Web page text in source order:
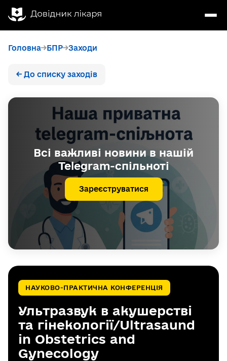
Головна БПР Заходи
← До списку заходів
Всі важливі новини в нашій
Telegram-спільноті
Зареєструватися
НАУКОВО-ПРАКТИЧНА КОНФЕРЕНЦІЯ
Ультразвук в акушерстві
та гінекології/Ultrasaund
in Obstetrics and
Gynecology